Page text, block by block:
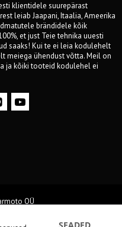
klientidele suurepärast
leiab Jaapani, Itaalia, Ameerika
brändidele kõik
et just Teie tehnika uuesti
saaks! Kui te ei leia kodulehelt
meiega ühendust võtta. Meil on
ja kõiki tooteid kodulehel ei
OÜ